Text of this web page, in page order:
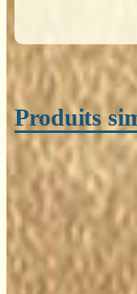
Produits